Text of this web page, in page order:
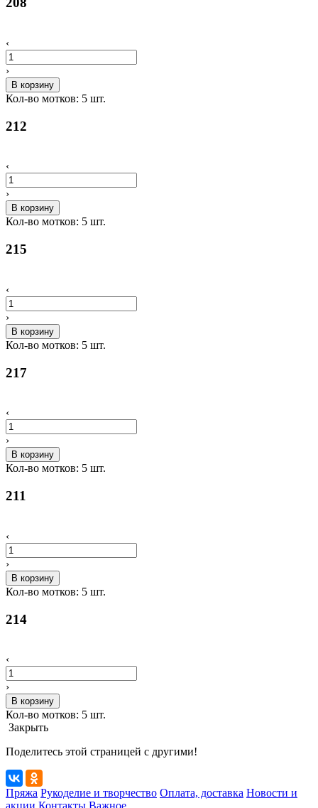
‹
›
В корзину
Кол-во мотков: 5 шт.
212
‹
›
В корзину
Кол-во мотков: 5 шт.
215
‹
›
В корзину
Кол-во мотков: 5 шт.
217
‹
›
В корзину
Кол-во мотков: 5 шт.
211
‹
›
В корзину
Кол-во мотков: 5 шт.
214
‹
›
В корзину
Кол-во мотков: 5 шт.
Закрыть
Поделитесь этой страницей с другими!
Пряжа Рукоделие и творчество Оплата, доставка Новости и